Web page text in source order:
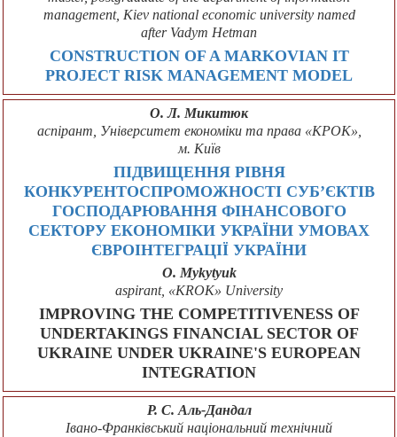
management, Kiev national economic university named
after Vadym Hetman
CONSTRUCTION OF A MARKOVIAN IT
PROJECT RISK MANAGEMENT MODEL
О. Л. Микитюк
аспірант, Університет економіки та права «КРОК»,
м. Київ
ПІДВИЩЕННЯ РІВНЯ
КОНКУРЕНТОСПРОМОЖНОСТІ СУБ’ЄКТІВ
ГОСПОДАРЮВАННЯ ФІНАНСОВОГО
СЕКТОРУ ЕКОНОМІКИ УКРАЇНИ УМОВАХ
ЄВРОІНТЕГРАЦІЇ УКРАЇНИ
O. Mykytyuk
aspirant, «KROK» University
IMPROVING THE COMPETITIVENESS OF
UNDERTAKINGS FINANCIAL SECTOR OF
UKRAINE UNDER UKRAINE'S EUROPEAN
INTEGRATION
Р. С. Аль-Дандал
Івано-Франківський національний технічний